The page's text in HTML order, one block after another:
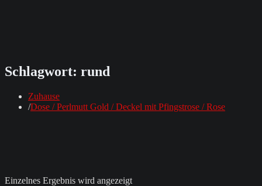
Schlagwort: rund
Zuhause
Dose / Perlmutt Gold / Deckel mit Pfingstrose / Rose
Einzelnes Ergebnis wird angezeigt